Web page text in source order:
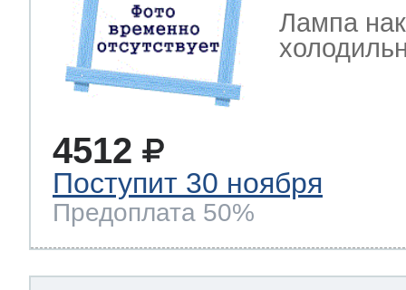
Лампа
4512
Поступит 30 ноября
Предоплата 50%